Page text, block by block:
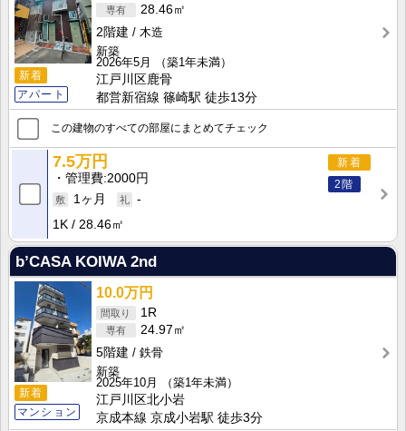
新着
アパート
28.46㎡
2階建
木造
新築
2026年5月
（築1年未満）
江戸川区鹿骨
都営新宿線 篠崎駅 徒歩13分
この建物のすべての部屋にまとめてチェック
新着
2階
7.5万円
管理費 2000円
1ヶ月
-
1K
28.46㎡
b’CASA KOIWA 2nd
新着
マンション
10.0万円
1R
24.97㎡
5階建
鉄骨
新築
2025年10月
（築1年未満）
江戸川区北小岩
京成本線 京成小岩駅 徒歩3分